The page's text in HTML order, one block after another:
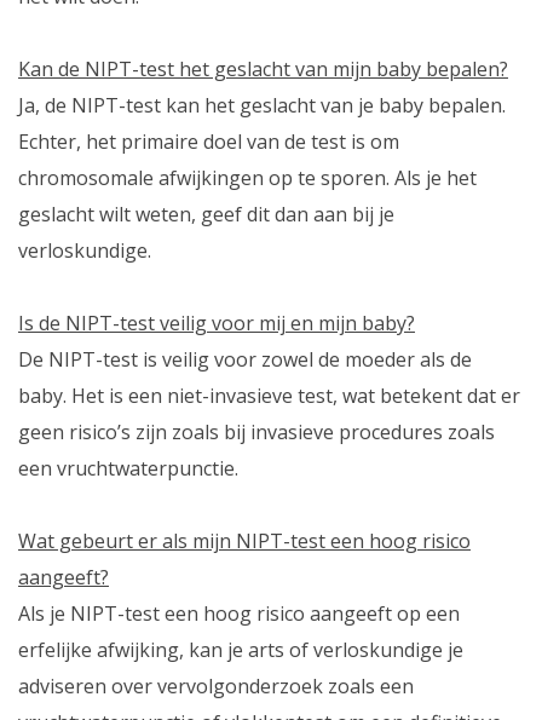
Kan de NIPT-test het geslacht van mijn baby bepalen?
Ja, de NIPT-test kan het geslacht van je baby bepalen.
Echter, het primaire doel van de test is om
chromosomale afwijkingen op te sporen. Als je het
geslacht wilt weten, geef dit dan aan bij je
verloskundige.
Is de NIPT-test veilig voor mij en mijn baby?
De NIPT-test is veilig voor zowel de moeder als de
baby. Het is een niet-invasieve test, wat betekent dat er
geen risico’s zijn zoals bij invasieve procedures zoals
een vruchtwaterpunctie.
Wat gebeurt er als mijn NIPT-test een hoog risico
aangeeft?
Als je NIPT-test een hoog risico aangeeft op een
erfelijke afwijking, kan je arts of verloskundige je
adviseren over vervolgonderzoek zoals een